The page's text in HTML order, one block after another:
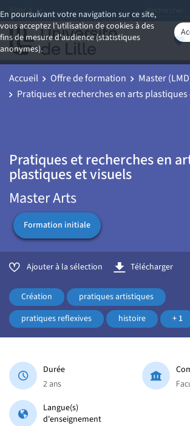
En poursuivant votre navigation sur ce site,
vous acceptez l'utilisation de cookies à des
fins de mesure d'audience (statistiques
anonymes).
Aller à
Accueil Offre de formation Master
Pratiques et recherches en arts plastiques
Pratiques et recherches en
plastiques et visuels
Master Arts
Formation initiale
Ajouter à la sélection Télécharger
Création
pratiques artistiques
pratiques reflexives
histoire + 1
Durée
2 ans
Langue(s)
d'enseignement